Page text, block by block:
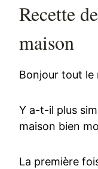
Recette
maison
Bonjour tout le
Y a-t-il plus
maison bien
La première